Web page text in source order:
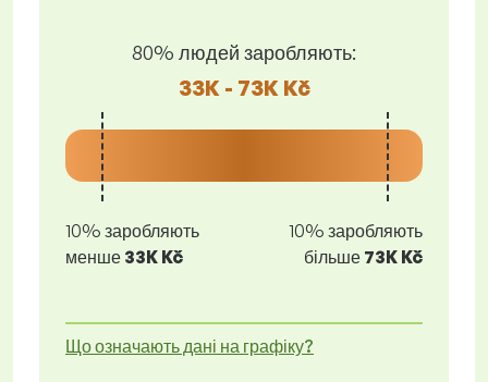
80% людей заробляють:
33K - 73K Kč
10% заробляють
менше 33K Kč
10% заробляють
більше 73K Kč
Що означають дані на графіку?